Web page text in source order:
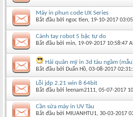
Máy in phun code UX Series
Bắt đầu bởi ngoc tien‎, 19-10-2017
Cánh tay robot 5 bậc tự do
Bắt đầu bởi min‎, 19-09-2017 10:58:47
Hải quân mỹ in 3d tàu ngầm
Bắt đầu bởi Duẩn Hồ‎, 03-08-2017
Lỗi jdp 2.21 win 8 64bit
Bắt đầu bởi leenam2111‎, 05-07-2017
Cần sửa máy in UV Tàu
Bắt đầu bởi MIUANHTU1‎, 30-03-2017